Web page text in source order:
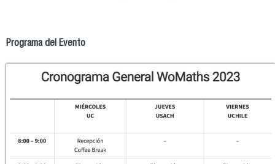
Programa del Evento
cronogramaWoMath23.png